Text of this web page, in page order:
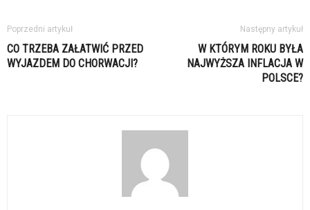
Poprzedni artykuł
CO TRZEBA ZAŁATWIĆ PRZED
WYJAZDEM DO CHORWACJI?
Następny artykuł
W KTÓRYM ROKU BYŁA
NAJWYŻSZA INFLACJA W
POLSCE?